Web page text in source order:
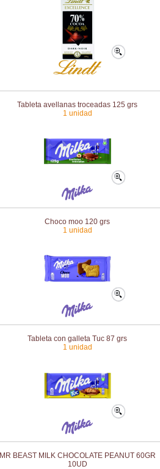
Tableta avellanas troceadas 125 grs
1 unidad
Choco moo 120 grs
1 unidad
Tableta con galleta Tuc 87 grs
1 unidad
MR BEAST MILK CHOCOLATE PEANUT 60GR
10UD